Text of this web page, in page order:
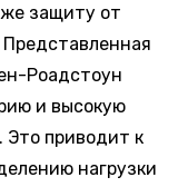
защиту от
Роадстоун
и высокую
Это приводит к
нагрузки